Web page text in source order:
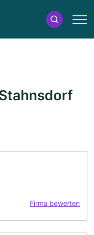
Firma bewerten